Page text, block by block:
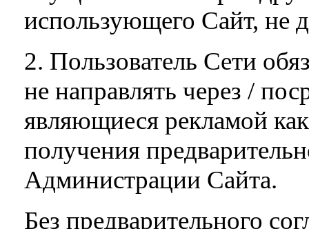
использующего Сайт, не
2. Пользователь Сети
не направлять через /
являющиеся рекламой
получения
Администрации Сайта.
Без предварительного